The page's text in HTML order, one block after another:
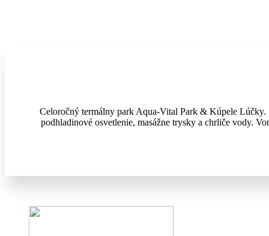
Celoročný termálny park Aqua-Vital Park & Kúpele
podhladinové osvetlenie, masážne trysky a chrliče vody.